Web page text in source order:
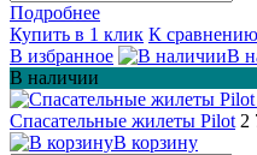
Подробнее
Купить в 1 клик К сравнению
В избранное
В
В наличии
Спасательные жилеты Pilot 2
В корзину